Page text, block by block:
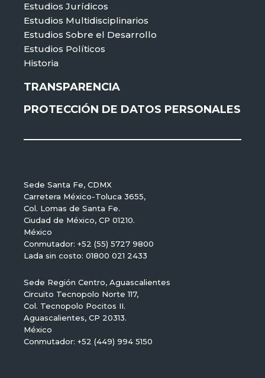
Estudios Jurídicos
Estudios Multidisciplinarios
Estudios Sobre el Desarrollo
Estudios Políticos
Historia
TRANSPARENCIA
PROTECCIÓN DE DATOS PERSONALES
Sede Santa Fe, CDMX
Carretera México-Toluca 3655,
Col. Lomas de Santa Fe.
Ciudad de México, CP 01210.
México
Conmutador: +52 (55) 5727 9800
Lada sin costo: 01800 021 2433
Sede Región Centro, Aguascalientes
Circuito Tecnopolo Norte 117,
Col. Tecnopolo Pocitos II.
Aguascalientes, CP 20313.
México
Conmutador: +52 (449) 994 5150